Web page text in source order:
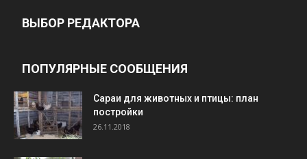
ВЫБОР РЕДАКТОРА
ПОПУЛЯРНЫЕ СООБЩЕНИЯ
Cараи для животных и птицы: план
постройки
26.11.2018